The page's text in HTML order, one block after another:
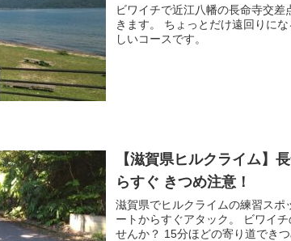
ビワイチで近江八幡の長命寺交
きます。 ちょっとだけ遠回りに
しいコースです。
【滋賀県ヒルクライム】
らすぐ きつめ注意！
滋賀県でヒルクライムの練習ス
ートからすぐアタック。 ビワイ
せんか？ 15分ほどの寄り道でき